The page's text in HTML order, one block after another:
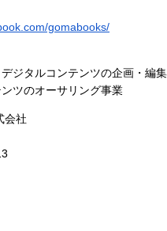
gomabooks/
ジタルコンテンツの企画・編
ツのオーサリング事業
会社